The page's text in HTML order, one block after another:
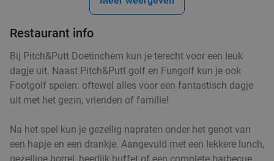
Restaurant info
Bij Pitch&Putt Doetinchem kun je terecht voor een leuk
dagje uit. Naast Pitch&Putt golf en Fungolf kun je ook
Footgolf spelen: oftewel alles voor een fantastisch dagje
uit met het gezin, vrienden of familie!
Na het spel kun je gezellig napraten onder het genot van
een hapje en een drankje. Aangevuld met een lekkere lunch,